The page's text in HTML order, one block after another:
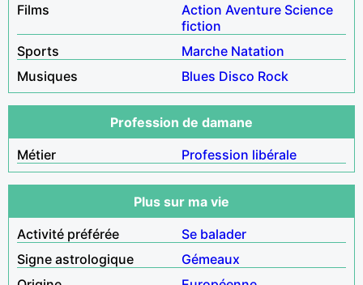
Films
Action Aventure Science
fiction
Sports
Marche Natation
Musiques
Blues Disco Rock
Profession de damane
Métier
Profession libérale
Plus sur ma vie
Activité préférée
Se balader
Signe astrologique
Gémeaux